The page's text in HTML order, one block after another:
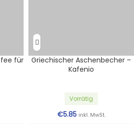
für
Griechischer Aschenbecher –
Kafenio
Vorrätig
€5.85 inkl. MwSt.